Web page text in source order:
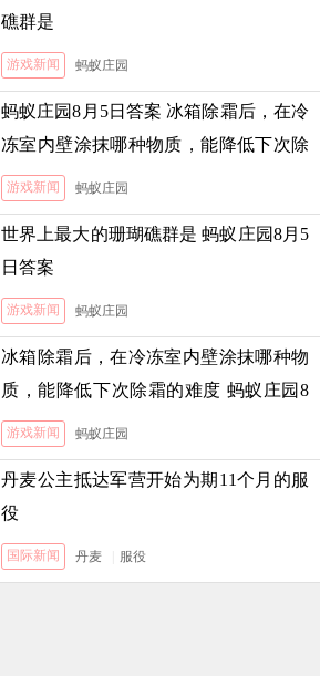
礁群是
游戏新闻 蚂蚁庄园
蚂蚁庄园8月5日答案 冰箱除霜后，在冷
冻室内壁涂抹哪种物质，能降低下次除
霜的难度
游戏新闻 蚂蚁庄园
世界上最大的珊瑚礁群是 蚂蚁庄园8月5
日答案
游戏新闻 蚂蚁庄园
冰箱除霜后，在冷冻室内壁涂抹哪种物
质，能降低下次除霜的难度 蚂蚁庄园8
月5日答案
游戏新闻 蚂蚁庄园
丹麦公主抵达军营开始为期11个月的服
役
国际新闻 丹麦 服役